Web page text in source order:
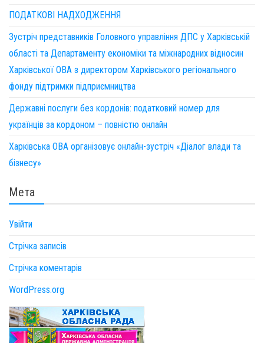
ПОДАТКОВІ НАДХОДЖЕННЯ
Зустріч представників Головного управління ДПС у Харківській
області та Департаменту економіки та міжнародних відносин
Харківської ОВА з директором Харківського регіонального
фонду підтримки підприємництва
Державні послуги без кордонів: податковий номер для
українців за кордоном – повністю онлайн
Харківська ОВА організовує онлайн-зустріч «Діалог влади та
бізнесу»
Мета
Увійти
Стрічка записів
Стрічка коментарів
WordPress.org